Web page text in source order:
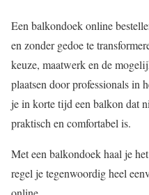
Een balkondoek online
en zonder gedoe te
keuze, maatwerk en de
plaatsen door professionals in
je in korte tijd een balkon dat
praktisch en comfortabel is.
Met een balkondoek haal je
regel je tegenwoordig heel